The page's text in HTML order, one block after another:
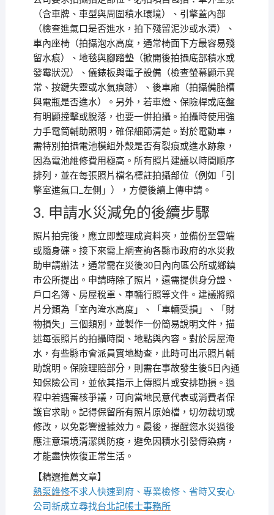
（含車牌、車型與周圍積水環境）、引擎蓋內部
（檢查進氣口是否進水，拍下殘留泥沙或水漬）、
車內座椅（拍攝泡水高度，通常椅面下方最容易殘
留水痕）、地毯與腳踏墊（掀開後拍攝底部積水或
發霉狀況）、儀錶板與電子設備（檢查螢幕顯示異
常、按鍵失靈或水氣痕跡）、後車廂（拍攝備胎槽
與電瓶是否進水）。另外，若車燈、保險桿或底盤
有明顯撞擊或脫落，也要一併拍攝。拍攝時使用強
力手電筒輔助照明，確保細節清楚。對於電動車，
需特別拍攝電池模組外殼是否有裂痕或進水跡象，
因為電池維修費用極高。所有照片建議以時間順序
排列，並在每張照片檔名標註拍攝部位（例如「引
擎室進氣口_左側」），方便後續上傳申請。
3. 申請水災減免的後續步驟
照片拍完後，應立即整理成資料夾，並備份至雲端
或隨身碟。接下來需上網查詢各縣市政府的水災救
助申請辦法，通常需在災後30日內向區公所或鄉鎮
市公所提出。申請時除了照片，還需提供身分證、
戶口名簿、房屋稅單、車輛行照等文件。建議將照
片分類為「室內淹水高度」、「車輛受損」、「財
物損失」三個類別，並製作一份簡易說明文件，描
述每張照片的拍攝時間、地點與內容。對於房屋淹
水，有些縣市會派員實地勘查，此時可出示照片輔
助說明。保險理賠部分，則需在事故發生後5日內通
知保險公司，並依其指示上傳照片或安排勘損。過
程中若遇審核爭議，可向當地民意代表或消費者保
護官求助。記得保留所有照片原始檔，切勿裁切或
修改，以免影響證據效力。最後，提醒您水災過後
應注意環境清潔與防疫，避免因積水引發傳染病，
才能盡快恢復正常生活。
【精選推薦文章】
熱泵維修不求人快速到府、專業檢修、省時又安心
公司新成立尋找台北記帳士事務所